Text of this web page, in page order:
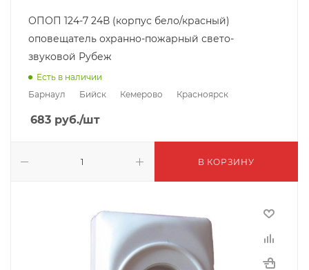
ОПОП 124-7 24В (корпус бело/красный)
оповещатель охранно-пожарный свето-
звуковой Рубеж
Есть в наличии
Барнаул
Бийск Кемерово Красноярск
683 руб./шт
В КОРЗИНУ